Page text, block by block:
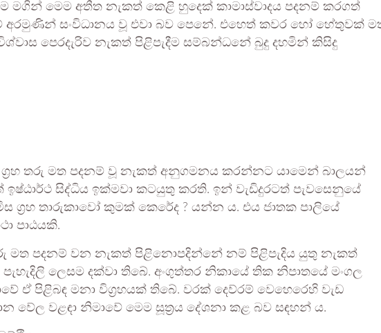
මගින් මෙම අතීත නැකත් කෙළි හුදෙක් කාමාස්වාදය පදනම් කරගත්
සංවිධානය වූ එවා බව පෙනේ. එහෙත් කවර හෝ හේතුවක්
පෙරදැරිව නැකත් පිළිපැදීම සම්බන්ධනේ බුදු දහමින් කිසිදු
ග්‍රහ තරු මත පදනම් වූ නැකත් අනුගමනය කරන්නට යාමෙන් බාලයන්
සිද්ධිය ඉක්මවා කටයුතු කරති. ඉන් වැඩිදුරටත් පැවසෙනුයේ
ග්‍රහ තාරුකාවෝ කුමක් කෙරේද ? යන්න ය. එය ජාතක පාලියේ
පාඨයකි.
මත පදනම් වන නැකත් පිළිනොපදින්නේ නම් පිළිපැදිය යුතු නැකත්
ලෙසම දක්වා තිබේ. අංගුත්තර නිකායේ තික නිපාතයේ මංගල
ඒ පිළිබඳ මනා විග්‍රහයක් තිබේ. වරක් දෙව්රම් වෙහෙරෙහි වැඩ
වේල වළඳා නිමාවේ මෙම සූත්‍රය දේශනා කළ බව සඳහන් ය.